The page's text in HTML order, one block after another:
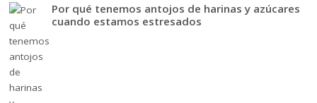
Por qué tenemos antojos de harinas y azúcares
cuando estamos estresados